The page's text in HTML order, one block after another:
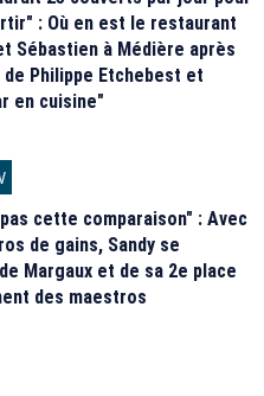
: Où en est le restaurant
Sébastien à Médière après
de Philippe Etchebest et
en cuisine"
cette comparaison" : Avec
de gains, Sandy se
Margaux et de sa 2e place
des maestros